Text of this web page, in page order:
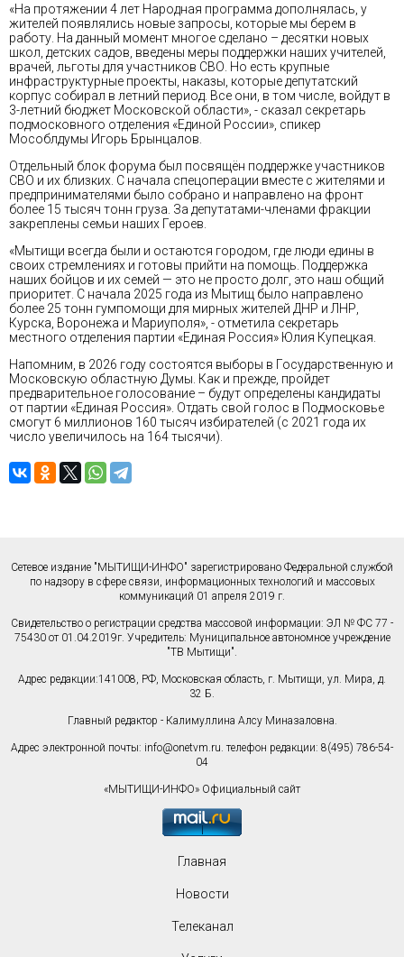
«На протяжении 4 лет Народная программа дополнялась, у
жителей появлялись новые запросы, которые мы берем в
работу. На данный момент многое сделано – десятки новых
школ, детских садов, введены меры поддержки наших учителей,
врачей, льготы для участников СВО. Но есть крупные
инфраструктурные проекты, наказы, которые депутатский
корпус собирал в летний период. Все они, в том числе, войдут в
3-летний бюджет Московской области», - сказал секретарь
подмосковного отделения «Единой России», спикер
Мособлдумы Игорь Брынцалов.
Отдельный блок форума был посвящён поддержке участников
СВО и их близких. С начала спецоперации вместе с жителями и
предпринимателями было собрано и направлено на фронт
более 15 тысяч тонн груза. За депутатами-членами фракции
закреплены семьи наших Героев.
«Мытищи всегда были и остаются городом, где люди едины в
своих стремлениях и готовы прийти на помощь. Поддержка
наших бойцов и их семей — это не просто долг, это наш общий
приоритет. С начала 2025 года из Мытищ было направлено
более 25 тонн гумпомощи для мирных жителей ДНР и ЛНР,
Курска, Воронежа и Мариуполя», - отметила секретарь
местного отделения партии «Единая Россия» Юлия Купецкая.
Напомним, в 2026 году состоятся выборы в Государственную и
Московскую областную Думы. Как и прежде, пройдет
предварительное голосование – будут определены кандидаты
от партии «Единая Россия». Отдать свой голос в Подмосковье
смогут 6 миллионов 160 тысяч избирателей (с 2021 года их
число увеличилось на 164 тысячи).
Сетевое издание "МЫТИЩИ-ИНФО" зарегистрировано Федеральной службой
по надзору в сфере связи, информационных технологий и массовых
коммуникаций 01 апреля 2019 г.
Свидетельство о регистрации средства массовой информации: ЭЛ № ФС 77 -
75430 от 01.04.2019г. Учредитель: Муниципальное автономное учреждение
"ТВ Мытищи".
Адрес редакции:141008, РФ, Московская область, г. Мытищи, ул. Мира, д.
32 Б.
Главный редактор - Калимуллина Алсу Миназаловна.
Адрес электронной почты: info@onetvm.ru. телефон редакции: 8(495) 786-54-
04
«МЫТИЩИ-ИНФО» Официальный сайт
Главная
Новости
Телеканал